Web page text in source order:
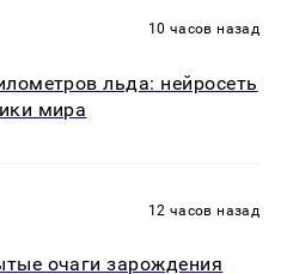
10 часов назад
льда: нейросеть
мира
12 часов назад
очаги зарождения